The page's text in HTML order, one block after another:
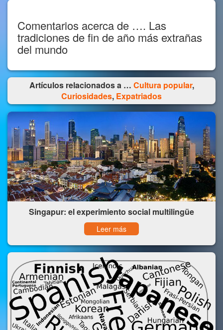
Comentarios acerca de …. Las
tradiciones de fin de año más extrañas
del mundo
Artículos relacionados a … Cultura popular,
Curiosidades, Expatriados
Singapur: el experimiento social multilingüe
Leer más